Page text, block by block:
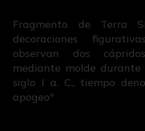
Fragmento de Terra
decoraciones
observan dos
mediante molde
siglo I a. C., tiempo
apogeo"